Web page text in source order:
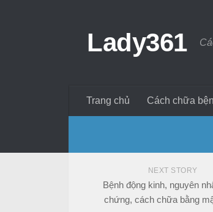
Lady361
Trang chủ Cách chữa
NEXT STORY
Bệnh động kinh, nguyên
chứng, cách chữa bằng